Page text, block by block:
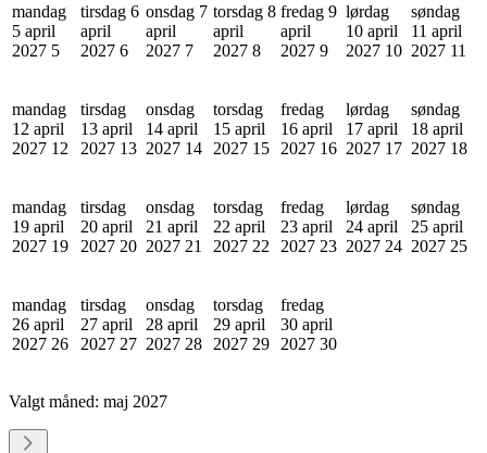
mandag
5 april
2027 5
tirsdag 6
april
2027 6
onsdag 7
april
2027 7
torsdag 8
april
2027 8
fredag 9
april
2027 9
lørdag
10 april
2027 10
søndag
11 april
2027 11
mandag
12 april
2027 12
tirsdag
13 april
2027 13
onsdag
14 april
2027 14
torsdag
15 april
2027 15
fredag
16 april
2027 16
lørdag
17 april
2027 17
søndag
18 april
2027 18
mandag
19 april
2027 19
tirsdag
20 april
2027 20
onsdag
21 april
2027 21
torsdag
22 april
2027 22
fredag
23 april
2027 23
lørdag
24 april
2027 24
søndag
25 april
2027 25
mandag
26 april
2027 26
tirsdag
27 april
2027 27
onsdag
28 april
2027 28
torsdag
29 april
2027 29
fredag
30 april
2027 30
Valgt måned: maj 2027